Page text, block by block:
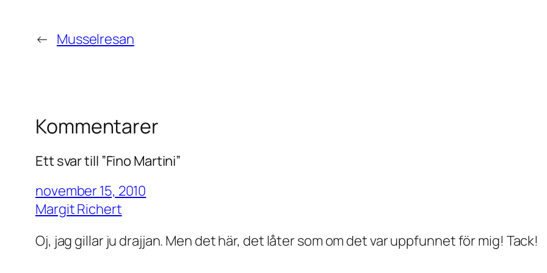
← Musselresan
Kommentarer
Ett svar till ”Fino Martini”
november 15, 2010
Margit Richert
Oj, jag gillar ju drajjan. Men det här, det låter som om det var uppfunnet för mig! Tack!